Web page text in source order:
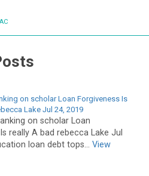
on scholar Loan Forgiveness Is
Lake Jul 24, 2019
on scholar Loan
really A bad rebecca Lake Jul
loan debt tops... View